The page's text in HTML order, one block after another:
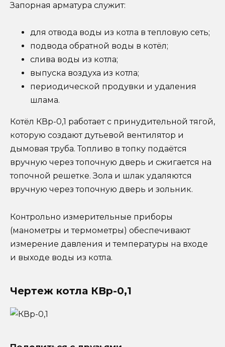
Запорная арматура служит:
для отвода воды из котла в тепловую сеть;
подвода обратной воды в котёл;
слива воды из котла;
выпуска воздуха из котла;
периодической продувки и удаления
шлама.
Котёл КВр-0,1 работает с принудительной тягой,
которую создают дутьевой вентилятор и
дымовая труба. Топливо в топку подаётся
вручную через топочную дверь и сжигается на
топочной решетке. Зола и шлак удаляются
вручную через топочную дверь и зольник.
Контрольно измерительные приборы
(манометры и термометры) обеспечивают
измерение давления и температуры на входе
и выходе воды из котла.
Чертеж котла КВр-0,1